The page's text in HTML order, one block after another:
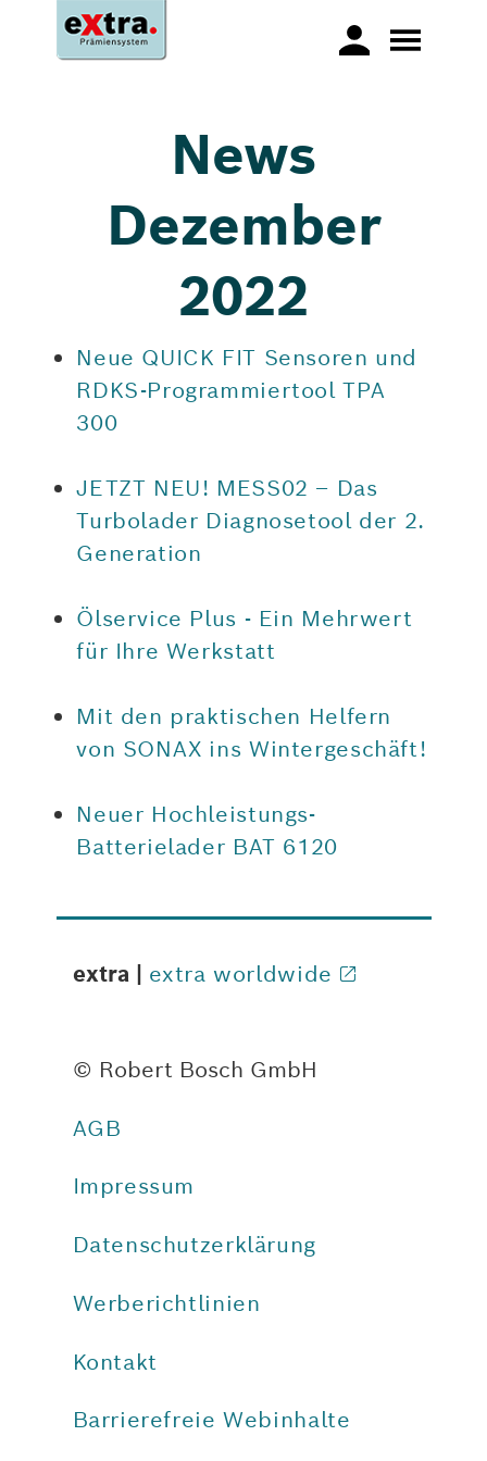
News
Dezember
2022
Neue QUICK FIT Sensoren und
RDKS-Programmiertool TPA
300
JETZT NEU! MESS02 – Das
Turbolader Diagnosetool der 2.
Generation
Ölservice Plus - Ein Mehrwert
für Ihre Werkstatt
Mit den praktischen Helfern
von SONAX ins Wintergeschäft!
Neuer Hochleistungs-
Batterielader BAT 6120
extra | extra worldwide
© Robert Bosch GmbH
AGB
Impressum
Datenschutzerklärung
Werberichtlinien
Kontakt
Barrierefreie Webinhalte